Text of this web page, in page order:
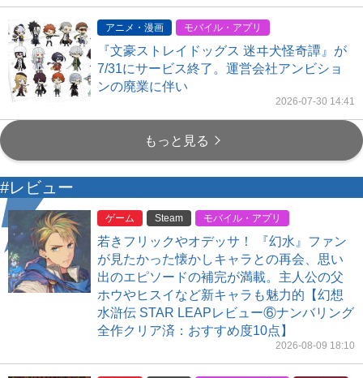
アニメ・漫画 モバイル・アプリ
『文豪ストレイドッグス 迷ヰ犬怪奇譚』が
7/31にサービス終了。運営会社アンビショ
ンの廃業に伴い
2026-07-30 14:41
もっと見る
#レビュー
ゲーム Steam モバイル・アプリ
若きフリックやオデッサ！ 『幻水』ファン
が見たかった懐かしキャラとの再会、思い
出のエピソードの補完が満載。主人公の父
ホウやヒスイなど新キャラも魅力的【幻想
水滸伝 STAR LEAPレビュー⑥ナンバリング
全作クリア済：おすすめ度10点】
2026-08-09 18:10